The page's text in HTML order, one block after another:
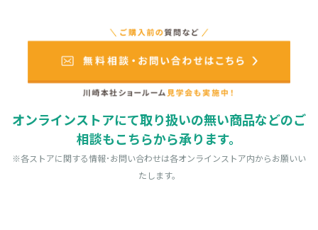
オンラインストアにて取り扱いの無い商品などのご
相談もこちらから承ります。
※各ストアに関する情報･お問い合わせは各オンラインストア内からお願いい
たします。